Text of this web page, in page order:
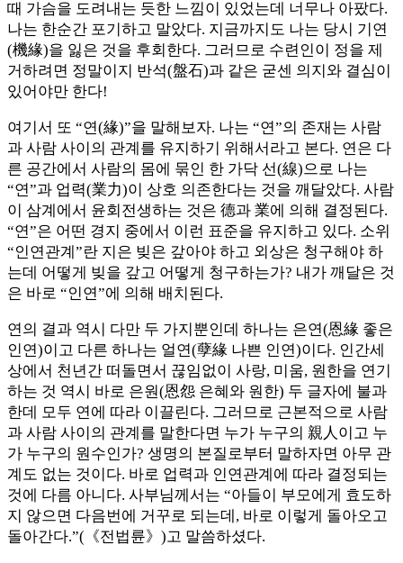
때 가슴을 도려내는 듯한 느낌이 있었는데 너무나 아팠다.
나는 한순간 포기하고 말았다. 지금까지도 나는 당시 기연
(機緣)을 잃은 것을 후회한다. 그러므로 수련인이 정을 제
거하려면 정말이지 반석(盤石)과 같은 굳센 의지와 결심이
있어야만 한다!
여기서 또 “연(緣)”을 말해보자. 나는 “연”의 존재는 사람
과 사람 사이의 관계를 유지하기 위해서라고 본다. 연은 다
른 공간에서 사람의 몸에 묶인 한 가닥 선(線)으로 나는
“연”과 업력(業力)이 상호 의존한다는 것을 깨달았다. 사람
이 삼계에서 윤회전생하는 것은 德과 業에 의해 결정된다.
“연”은 어떤 경지 중에서 이런 표준을 유지하고 있다. 소위
“인연관계”란 지은 빚은 갚아야 하고 외상은 청구해야 하
는데 어떻게 빚을 갚고 어떻게 청구하는가? 내가 깨달은 것
은 바로 “인연”에 의해 배치된다.
연의 결과 역시 다만 두 가지뿐인데 하나는 은연(恩緣 좋은
인연)이고 다른 하나는 얼연(孽緣 나쁜 인연)이다. 인간세
상에서 천년간 떠돌면서 끊임없이 사랑, 미움, 원한을 연기
하는 것 역시 바로 은원(恩怨 은혜와 원한) 두 글자에 불과
한데 모두 연에 따라 이끌린다. 그러므로 근본적으로 사람
과 사람 사이의 관계를 말한다면 누가 누구의 親人이고 누
가 누구의 원수인가? 생명의 본질로부터 말하자면 아무 관
계도 없는 것이다. 바로 업력과 인연관계에 따라 결정되는
것에 다름 아니다. 사부님께서는 “아들이 부모에게 효도하
지 않으면 다음번에 거꾸로 되는데, 바로 이렇게 돌아오고
돌아간다.”(《전법륜》)고 말씀하셨다.